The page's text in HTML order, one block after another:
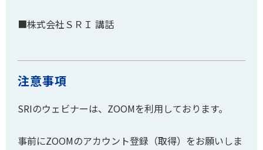
■株式会社ＳＲＩ 講話
注意事項
SRIのウェビナーは、ZOOMを利用しております。
事前にZOOMのアカウント登録（取得）をお願いしま